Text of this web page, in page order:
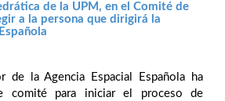
de la UPM, en el Comité de
a la persona que dirigirá la
de la Agencia Espacial Española ha
comité para iniciar el proceso de